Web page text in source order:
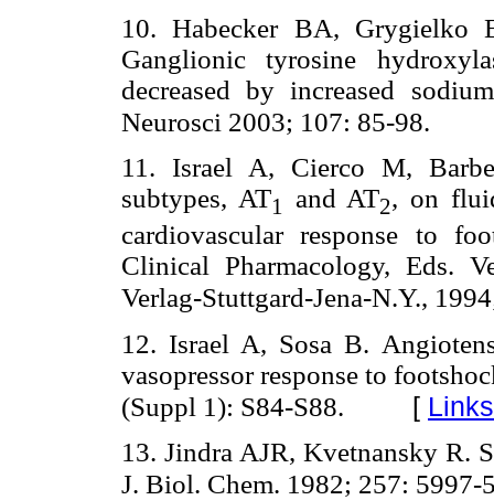
10. Habecker BA, Grygielko
Ganglionic tyrosine
decreased by increased
Neurosci 2003; 107: 85-98.
11. Israel A, Cierco M,
subtypes, AT1 and AT2, on
cardiovascular response to
Clinical Pharmacology, Eds.
Verlag-Stuttgard-Jena-N.Y.,
12. Israel A, Sosa B.
vasopressor response to
(Suppl 1): S84-S88.
[ Links
13. Jindra AJR, Kvetnansky R.
J. Biol. Chem. 1982; 257: 5997-